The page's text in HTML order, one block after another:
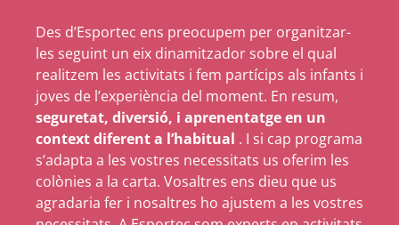
Des d’Esportec ens preocupem per organitzar-
les seguint un eix dinamitzador sobre el qual
realitzem les activitats i fem partícips als infants i
joves de l’experiència del moment. En resum,
seguretat, diversió, i aprenentatge en un
context diferent a l’habitual . I si cap programa
s’adapta a les vostres necessitats us oferim les
colònies a la carta. Vosaltres ens dieu que us
agradaria fer i nosaltres ho ajustem a les vostres